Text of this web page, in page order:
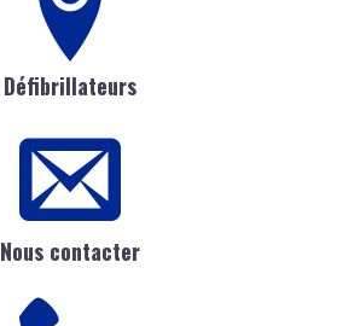
Défibrillateurs
Nous contacter